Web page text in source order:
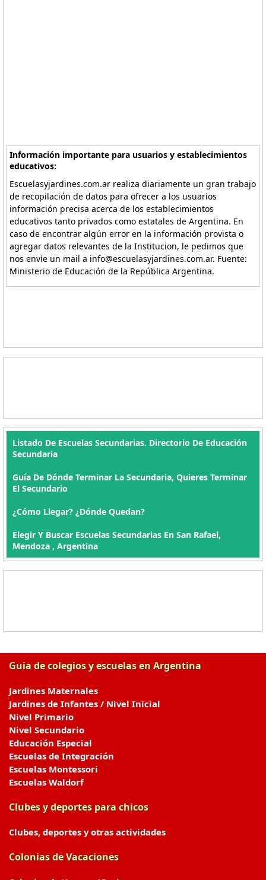
Información importante para usuarios y establecimientos
educativos:
Escuelasyjardines.com.ar realiza diariamente un gran trabajo
de recopilación de datos para ofrecer a los usuarios
información precisa acerca de los establecimientos
educativos tanto privados como estatales de Argentina. En
caso de encontrar algún error en la información provista o
agregar datos relevantes de la Institucion, le pedimos que
nos envíe un mail a info@escuelasyjardines.com.ar. Fuente:
Ministerio de Educación de la República Argentina.
Listado De Escuelas Secundarias. Directorio De Educación
Secundaria
Guía De Dónde Terminar La Secundaria, Quieres Terminar
El Secundario
¿Cómo Llegar? ¿Dónde Quedan?
Elegir Y Buscar Escuelas Secundarias En San Rafael,
Mendoza , Argentina
Guia de colegios y escuelas en Argentina
Jardines Maternales
Jardines de Infantes / Nivel Inicial
Nivel Primario
Nivel Secundario
Educación Especial
Escuelas de Integración
Escuelas Montessori
Escuelas Waldorf
Clubes y deportes para chicos
Clubes, deportes y otras actividades
Colonias de Vacaciones